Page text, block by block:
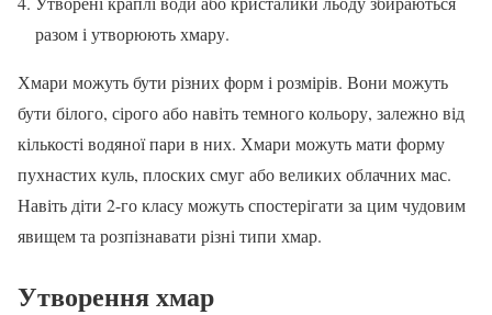
разом і утворюють хмару.
Хмари можуть бути різних форм і розмірів. Вони можуть
бути білого, сірого або навіть темного кольору, залежно від
кількості водяної пари в них. Хмари можуть мати форму
пухнастих куль, плоских смуг або великих облачних мас.
Навіть діти 2-го класу можуть спостерігати за цим чудовим
явищем та розпізнавати різні типи хмар.
Утворення хмар